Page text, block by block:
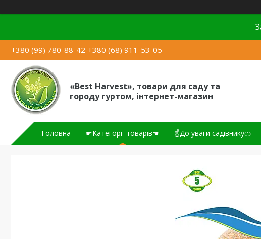
+380 (99) 780-88-42 +380 (68) 911-53-05
«Best Harvest», товари для саду та
городу гуртом, інтернет-магазин
Головна ☛Категорії товарів☚ ☝До уваги садівнику🍊